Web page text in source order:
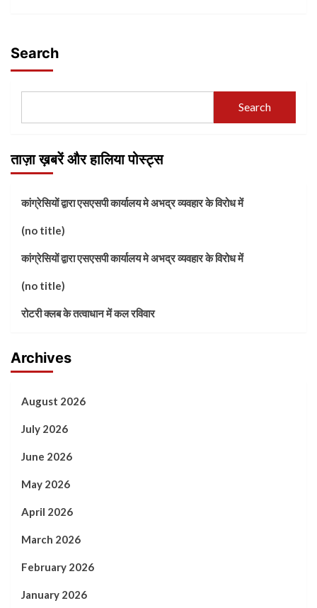
Search
Search
ताज़ा ख़बरें और हालिया पोस्ट्स
कांग्रेसियों द्वारा एसएसपी कार्यालय मे अभद्र व्यवहार के विरोध में
(no title)
कांग्रेसियों द्वारा एसएसपी कार्यालय मे अभद्र व्यवहार के विरोध में
(no title)
रोटरी क्लब के तत्वाधान में कल रविवार
Archives
August 2026
July 2026
June 2026
May 2026
April 2026
March 2026
February 2026
January 2026